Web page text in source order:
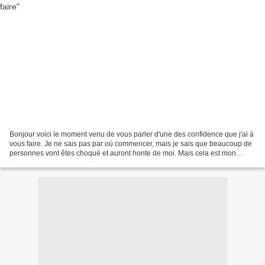
Bonjour voici le moment venu de vous parler d'une des confidence que j'ai à
vous faire. Je ne sais pas par où commencer, mais je sais que beaucoup de
personnes vont êtes choqué et auront honte de moi. Mais cela est mon